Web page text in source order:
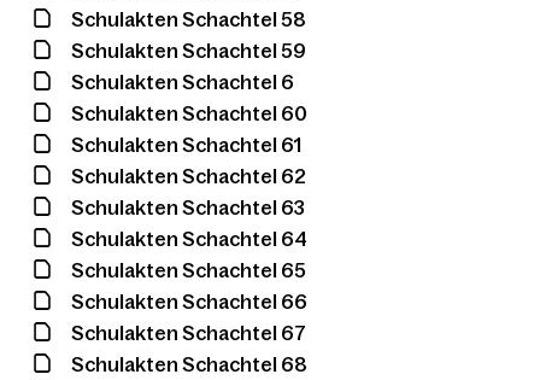
Schulakten Schachtel 58
Schulakten Schachtel 59
Schulakten Schachtel 6
Schulakten Schachtel 60
Schulakten Schachtel 61
Schulakten Schachtel 62
Schulakten Schachtel 63
Schulakten Schachtel 64
Schulakten Schachtel 65
Schulakten Schachtel 66
Schulakten Schachtel 67
Schulakten Schachtel 68